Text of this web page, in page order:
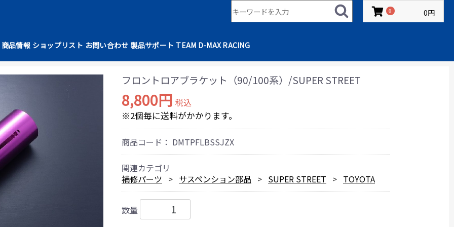
商品情報 ショップリスト お問い合わせ 製品サポート TEAM D-MAX RACING
0 0円
フロントロアブラケット（90/100系）/SUPER STREET
8,800円 税込
※2個毎に送料がかかります。
商品コード： DMTPFLBSSJZX
関連カテゴリ
補修パーツ
サスペンション部品 SUPER STREET TOYOTA
数量